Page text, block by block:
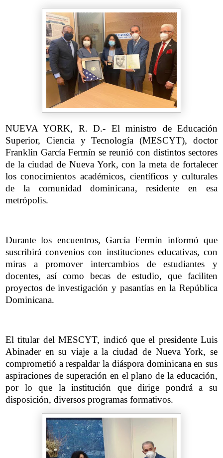
NUEVA YORK, R. D.- El ministro de Educación
Superior, Ciencia y Tecnología (MESCYT), doctor
Franklin García Fermín se reunió con distintos sectores
de la ciudad de Nueva York, con la meta de fortalecer
los conocimientos académicos, científicos y culturales
de la comunidad dominicana, residente en esa
metrópolis.
Durante los encuentros, García Fermín informó que
suscribirá convenios con instituciones educativas, con
miras a promover intercambios de estudiantes y
docentes, así como becas de estudio, que faciliten
proyectos de investigación y pasantías en la República
Dominicana.
El titular del MESCYT, indicó que el presidente Luis
Abinader en su viaje a la ciudad de Nueva York, se
comprometió a respaldar la diáspora dominicana en sus
aspiraciones de superación en el plano de la educación,
por lo que la institución que dirige pondrá a su
disposición, diversos programas formativos.